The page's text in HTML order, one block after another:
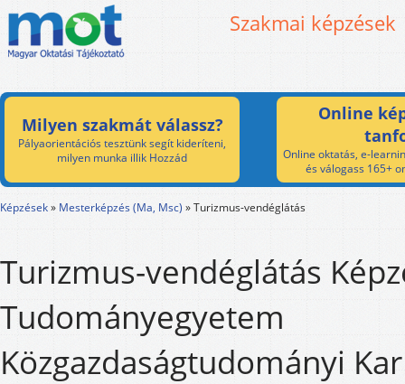
Szakmai képzések
Milyen szakmát válassz?
Pályaorientációs tesztünk segít kideríteni,
milyen munka illik Hozzád
Online
Online oktatás, e-
és válogass 165+
Képzések» Mesterképzés (Ma, Msc) »Turizmus-vendéglátás
Turizmus-vendéglátás
Tudományegyetem
Közgazdaságtudományi Kar